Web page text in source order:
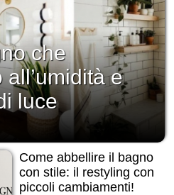
che
e
luce
Come abbellire il bagno
con stile: il restyling con
piccoli cambiamenti!